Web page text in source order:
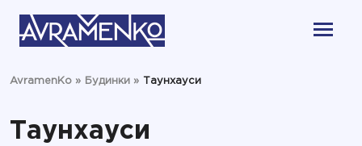
AvramenKo » Будинки » Таунхауси
Таунхауси